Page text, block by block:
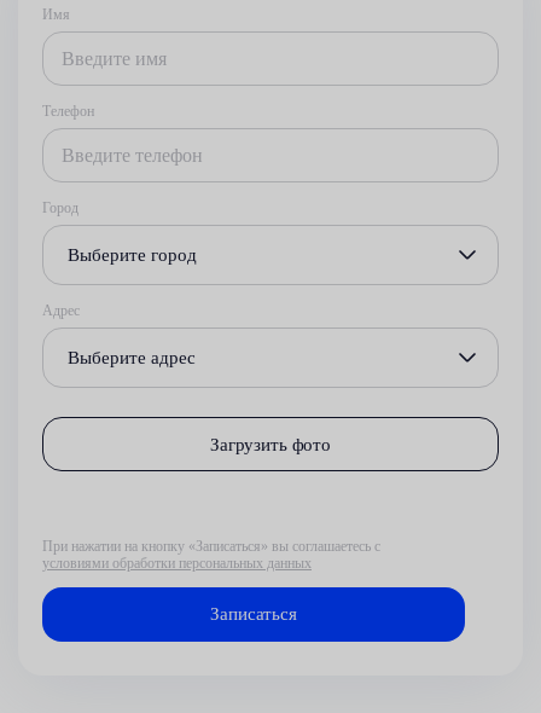
Имя
Телефон
Город
Выберите город
Адрес
Выберите адрес
Загрузить фото
При нажатии на кнопку «Записаться» вы соглашаетесь с
условиями обработки персональных данных